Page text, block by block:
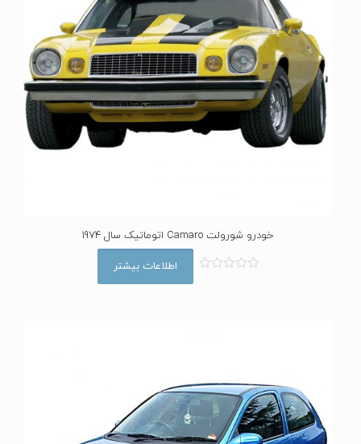
خودرو شورولت Camaro اتوماتیک سال 1974
5
اطلاعات بیشتر